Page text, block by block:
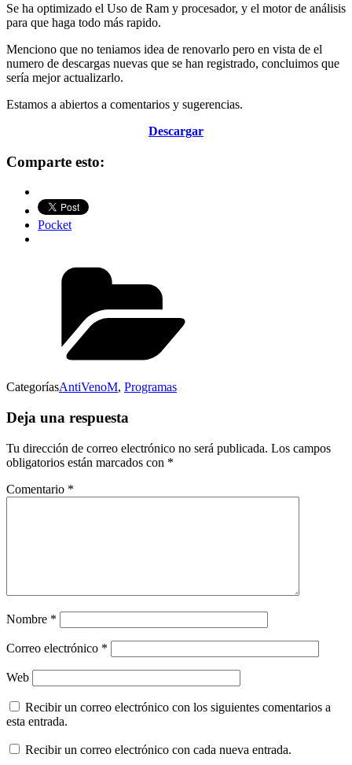
Se ha optimizado el Uso de Ram y procesador, y el motor de análisis
para que haga todo más rapido.
Menciono que no teniamos idea de renovarlo pero en vista de el
numero de descargas nuevas que se han registrado, concluimos que
sería mejor actualizarlo.
Estamos a abiertos a comentarios y sugerencias.
Descargar
Comparte esto:
Pocket
CategoríasAntiVenoM, Programas
Deja una respuesta
Tu dirección de correo electrónico no será publicada. Los campos
obligatorios están marcados con *
Comentario *
Nombre *
Correo electrónico *
Web
Recibir un correo electrónico con los siguientes comentarios a
esta entrada.
Recibir un correo electrónico con cada nueva entrada.